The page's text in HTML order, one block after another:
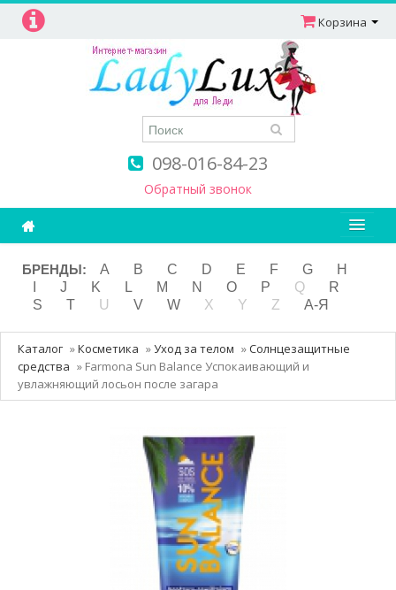
098-016-84-23
Обратный звонок
Корзина
Ароматерапия
Витамины
Детям и мамам
Косметика
Маникюр и педикюр
БРЕНДЫ: A B C D E F G
H
J K L M N O P Q
R
S
T U V W X Y Z А-Я
Каталог »Косметика »Уход за телом »Солнцезащитные
средства » Farmona Sun Balance Успокаивающий и
увлажняющий лосьон после загара